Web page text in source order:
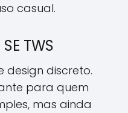
casual.
TWS
design discreto.
para quem
mas ainda